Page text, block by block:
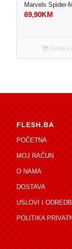
Marvels Spider-
69,90KM
Dodaj u
FLESH.BA
POČETNA
MOJ RAČUN
O NAMA
DOSTAVA
USLOVI I
POLITIKA